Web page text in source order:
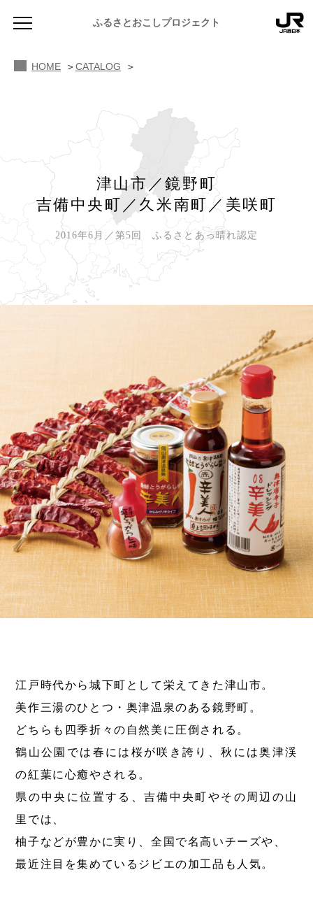
ふるさとおこしプロジェクト
お知らせ
MAGAZINE
ふるさと図鑑
あの駅この駅
おのえきTIMES
JR PREMIUM SELECT SETOUCHI
JR西日本グループのおみやげ開発
岡山育ちのアイスバー
せとうちの果実 清涼飲料水
雑貨シリーズ
恋するジャージー 瀬戸田レモン
蒜山ショコラ
蒜山ショコラクッキーズ
せとうちのおいしいシリーズ
生スフレ ふわり～ぬ
マップ・一覧から探す
カテゴリー・タグ・キーワードから探す
第16回 Re： 第15回 未来へつなぐ人
第14回 持続と進化 第13回 せとうちの海を育む山々
第12回 挑戦 第11回 せとうち
第10回 岡山・備後の果物 第9回 岡山・備後のうめぇもん
第8回 岡山市 第7回 美作市/西粟倉村/奈義町/勝央町
第2回 真庭市/新庄村 第1回 新見市/高梁市/総社市/井原市/矢掛町
ふるさとあっ晴れ認定とは デジタルカタログ
Urara
SAKU美SAKU楽
SETOUCHI TRAIN
La Malle de Bois
地酒列車
スローライフ列車
ABOUT
JR岡山の地域共生
ふるさとおこしプロジェクトとは
活動内容
HOME CATALOG
津山市／鏡野町
吉備中央町／久米南町／美咲町
2016年6月／第5回 ふるさとあっ晴れ認定
江戸時代から城下町として栄えてきた津山市。
美作三湯のひとつ・奥津温泉のある鏡野町。
どちらも四季折々の自然美に圧倒される。
鶴山公園では春には桜が咲き誇り、秋には奥津渓
の紅葉に心癒やされる。
県の中央に位置する、吉備中央町やその周辺の山
里では、
柚子などが豊かに実り、全国で名高いチーズや、
最近注目を集めているジビエの加工品も人気。